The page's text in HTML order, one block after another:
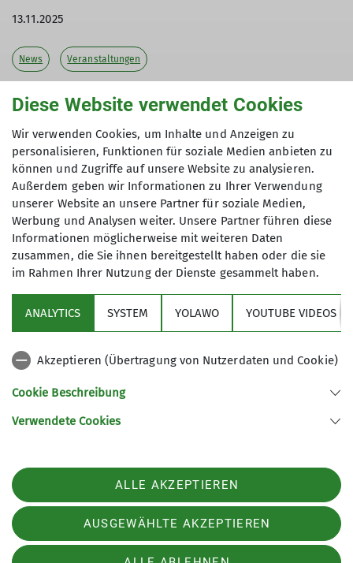
13.11.2025
News Veranstaltungen
Wo ist es sicher? Wo finde ich den besten
Pünktlich zum Start der Wintersaison bietet
Kristian Rath am 26.11.2025 um 19.30 Uhr einen
Lawinen-Workshop an.
Aufbau und Interpretation des Lageberichts
Übertrag ins Gelände
Planung mit Karte und dem „Skitourenguru“ in
Pro 4 Personen sollten die Teilnehmer ein
Notebook oder Tablet (Smartphone ist nicht
ausreichend) mitbringen.
Indoor Arena Allgäu in Sonthofen.
Anmeldung unter og.sued@dav-allgaeu-
immenstadt.de
Diese Website verwendet Cookies
Wir verwenden Cookies, um Inhalte und Anzeigen zu
personalisieren, Funktionen für soziale Medien anbieten zu
können und Zugriffe auf unsere Website zu analysieren.
Außerdem geben wir Informationen zu Ihrer Verwendung
unserer Website an unsere Partner für soziale Medien,
Werbung und Analysen weiter. Unsere Partner führen diese
Informationen möglicherweise mit weiteren Daten
zusammen, die Sie ihnen bereitgestellt haben oder die sie
im Rahmen Ihrer Nutzung der Dienste gesammelt haben.
ANALYTICS SYSTEM YOLAWO YOUTUBE VIDEOS
Akzeptieren (Übertragung von Nutzerdaten und Cookie)
Cookie Beschreibung
Verwendete Cookies
ALLE AKZEPTIEREN
AUSGEWÄHLTE AKZEPTIEREN